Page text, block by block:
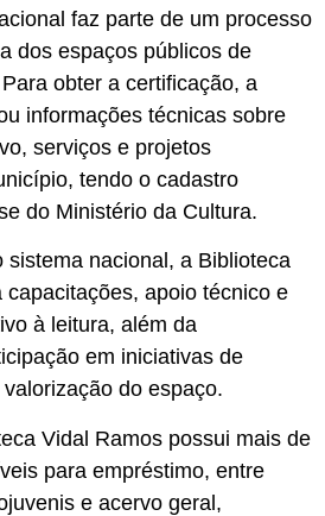
faz parte de um processo
dos espaços públicos de
obter a certificação, a
informações técnicas sobre
serviços e projetos
tendo o cadastro
do Ministério da Cultura.
sistema nacional, a Biblioteca
capacitações, apoio técnico e
à leitura, além da
em iniciativas de
do espaço.
Vidal Ramos possui mais de
para empréstimo, entre
e acervo geral,